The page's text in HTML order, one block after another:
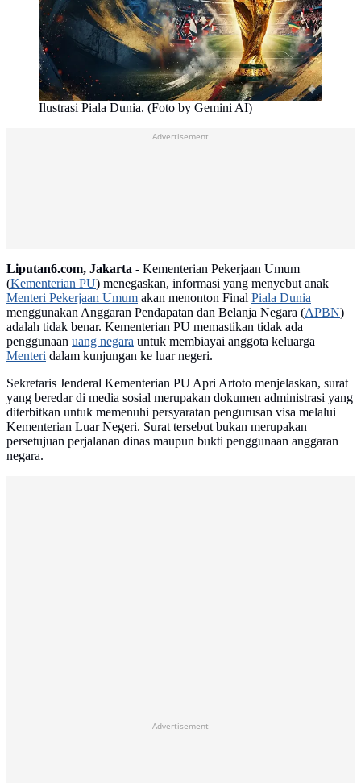
Ilustrasi Piala Dunia. (Foto by Gemini AI)
Advertisement
Liputan6.com, Jakarta - Kementerian Pekerjaan Umum
(Kementerian PU) menegaskan, informasi yang menyebut anak
Menteri Pekerjaan Umum akan menonton Final Piala Dunia
menggunakan Anggaran Pendapatan dan Belanja Negara (APBN)
adalah tidak benar. Kementerian PU memastikan tidak ada
penggunaan uang negara untuk membiayai anggota keluarga
Menteri dalam kunjungan ke luar negeri.
Sekretaris Jenderal Kementerian PU Apri Artoto menjelaskan, surat
yang beredar di media sosial merupakan dokumen administrasi yang
diterbitkan untuk memenuhi persyaratan pengurusan visa melalui
Kementerian Luar Negeri. Surat tersebut bukan merupakan
persetujuan perjalanan dinas maupun bukti penggunaan anggaran
negara.
Advertisement